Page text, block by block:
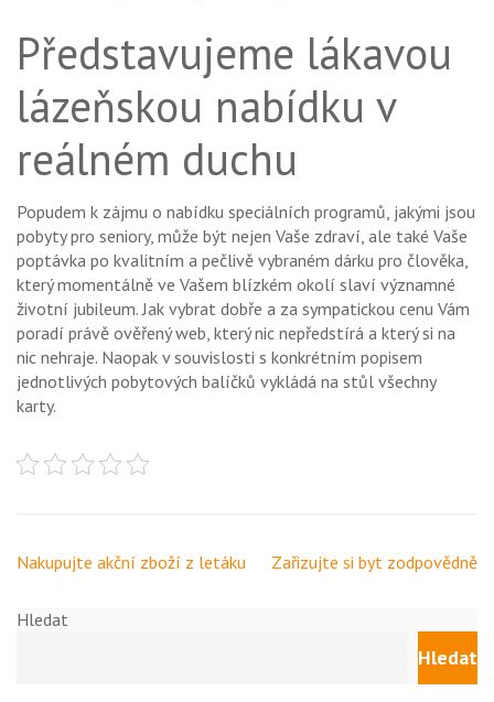
Představujeme lákavou
lázeňskou nabídku v
reálném duchu
Popudem k zájmu o nabídku speciálních programů, jakými jsou
pobyty pro seniory, může být nejen Vaše zdraví, ale také Vaše
poptávka po kvalitním a pečlivě vybraném dárku pro člověka,
který momentálně ve Vašem blízkém okolí slaví významné
životní jubileum. Jak vybrat dobře a za sympatickou cenu Vám
poradí právě ověřený web, který nic nepředstírá a který si na
nic nehraje. Naopak v souvislosti s konkrétním popisem
jednotlivých pobytových balíčků vykládá na stůl všechny
karty.
Navigace
příspěvek
Nakupujte akční zboží z letáku Zařizujte si byt zodpovědně
Hledat
Hledat